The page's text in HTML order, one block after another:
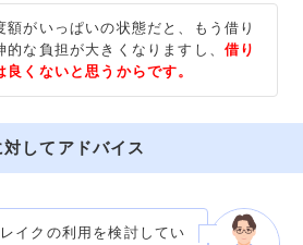
額がいっぱいの状態だと、もう借り
的な負担が大きくなりますし、 借り
良くないと思うからです。
してアドバイス
イクの利用を検討してい